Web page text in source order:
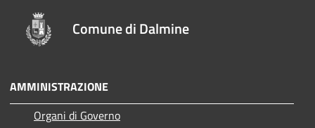
Comune di Dalmine
AMMINISTRAZIONE
Organi di Governo